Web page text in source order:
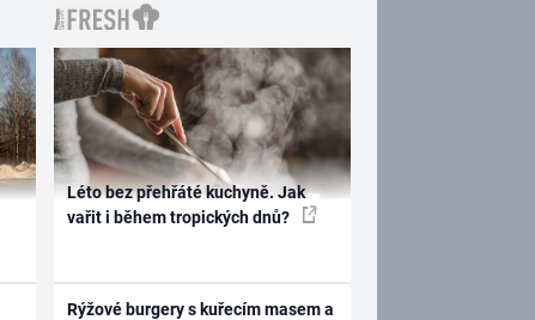
Léto bez přehřáté kuchyně. Jak
vařit i během tropických dnů?
Rýžové burgery s kuřecím masem a